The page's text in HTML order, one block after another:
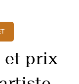
et prix